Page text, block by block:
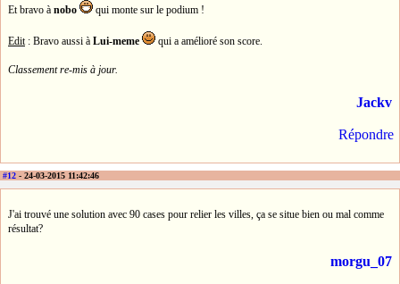
Et bravo à nobo qui monte sur le podium !
Edit: Bravo aussi à Lui-meme qui a amélioré son score.
Classement re-mis à jour.
Jackv
Répondre
#12 - 24-03-2015 11:42:46
J'ai trouvé une solution avec 90 cases pour relier les villes, ça se situe bien ou mal comme
résultat?
morgu_07